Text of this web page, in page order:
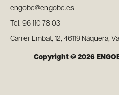
engobe@engobe.es
Tel. 96 110 78 03
Carrer Embat, 12, 46119 Nàquera,
Copyright @ 2026